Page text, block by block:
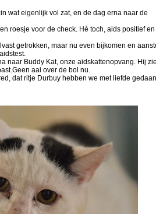
wat eigenlijk vol zat, en de dag erna naar de
roesje voor de check. Hè toch, aids positief
getrokken, maar nu even bijkomen en
naar Buddy Kat, onze aidskattenopvang. Hij
aai over de bol nu.
dat ritje Durbuy hebben we met liefde